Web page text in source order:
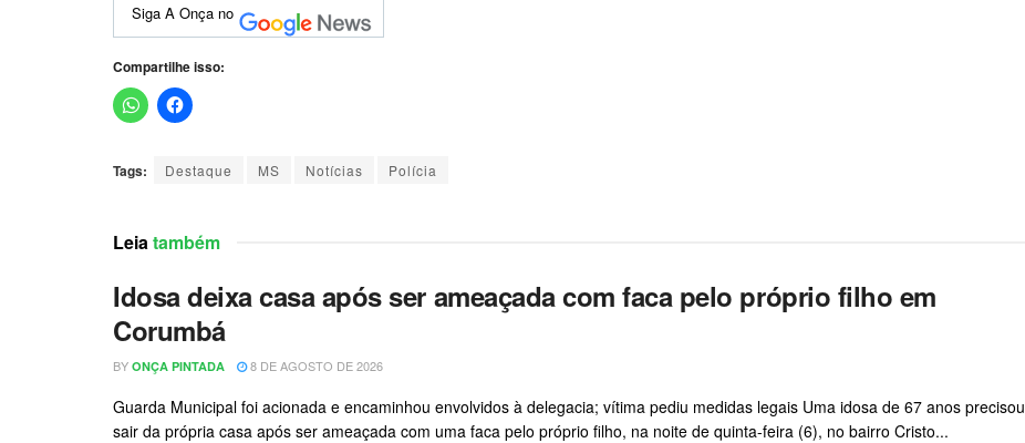
Siga A Onça no
Compartilhe isso:
Tags: Destaque MS Notícias Polícia
Leia também
Idosa deixa casa após ser ameaçada com faca pelo próprio filho em
Corumbá
BY ONÇA PINTADA 8 DE AGOSTO DE 2026
Guarda Municipal foi acionada e encaminhou envolvidos à delegacia; vítima pediu medidas legais Uma idosa de 67 anos precisou
sair da própria casa após ser ameaçada com uma faca pelo próprio filho, na noite de quinta-feira (6), no bairro Cristo...